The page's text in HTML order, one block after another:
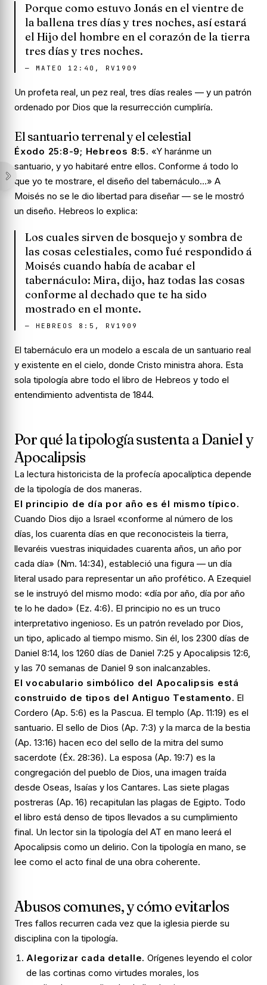
Porque como estuvo Jonás en el vientre de
la ballena tres días y tres noches, así estará
el Hijo del hombre en el corazón de la tierra
tres días y tres noches.
— MATEO 12:40, RV1909
Un profeta real, un pez real, tres días reales — y un patrón
ordenado por Dios que la resurrección cumpliría.
El santuario terrenal y el celestial
Éxodo 25:8-9; Hebreos 8:5. «Y haránme un
santuario, y yo habitaré entre ellos. Conforme á todo lo
que yo te mostrare, el diseño del tabernáculo…» A
Moisés no se le dio libertad para diseñar — se le mostró
un diseño. Hebreos lo explica:
Los cuales sirven de bosquejo y sombra de
las cosas celestiales, como fué respondido á
Moisés cuando había de acabar el
tabernáculo: Mira, dijo, haz todas las cosas
conforme al dechado que te ha sido
mostrado en el monte.
— HEBREOS 8:5, RV1909
El tabernáculo era un modelo a escala de un santuario real
y existente en el cielo, donde Cristo ministra ahora. Esta
sola tipología abre todo el libro de Hebreos y todo el
entendimiento adventista de 1844.
Por qué la tipología sustenta a Daniel y
Apocalipsis
La lectura historicista de la profecía apocalíptica depende
de la tipología de dos maneras.
El principio de día por año es él mismo típico.
Cuando Dios dijo a Israel «conforme al número de los
días, los cuarenta días en que reconocisteis la tierra,
llevaréis vuestras iniquidades cuarenta años, un año por
cada día» (Nm. 14:34), estableció una figura — un día
literal usado para representar un año profético. A Ezequiel
se le instruyó del mismo modo: «día por año, día por año
te lo he dado» (Ez. 4:6). El principio no es un truco
interpretativo ingenioso. Es un patrón revelado por Dios,
un tipo, aplicado al tiempo mismo. Sin él, los 2300 días de
Daniel 8:14, los 1260 días de Daniel 7:25 y Apocalipsis 12:6,
y las 70 semanas de Daniel 9 son inalcanzables.
El vocabulario simbólico del Apocalipsis está
construido de tipos del Antiguo Testamento. El
Cordero (Ap. 5:6) es la Pascua. El templo (Ap. 11:19) es el
santuario. El sello de Dios (Ap. 7:3) y la marca de la bestia
(Ap. 13:16) hacen eco del sello de la mitra del sumo
sacerdote (Éx. 28:36). La esposa (Ap. 19:7) es la
congregación del pueblo de Dios, una imagen traída
desde Oseas, Isaías y los Cantares. Las siete plagas
postreras (Ap. 16) recapitulan las plagas de Egipto. Todo
el libro está denso de tipos llevados a su cumplimiento
final. Un lector sin la tipología del AT en mano leerá el
Apocalipsis como un delirio. Con la tipología en mano, se
lee como el acto final de una obra coherente.
Abusos comunes, y cómo evitarlos
Tres fallos recurren cada vez que la iglesia pierde su
disciplina con la tipología.
Alegorizar cada detalle. Orígenes leyendo el color
de las cortinas como virtudes morales, los